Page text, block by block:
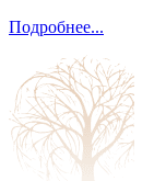
Подробнее...